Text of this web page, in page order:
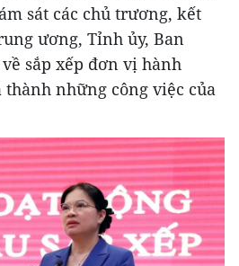
sát các chủ trương, kết
ương, Tỉnh ủy, Ban
sắp xếp đơn vị hành
thành những công việc của